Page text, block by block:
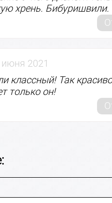
хрень.
2021
классный! Так
только он!